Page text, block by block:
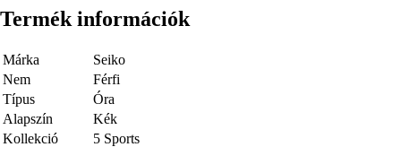
Termék információk
Márka
Seiko
Nem
Férfi
Típus
Óra
Alapszín
Kék
Kollekció
5 Sports